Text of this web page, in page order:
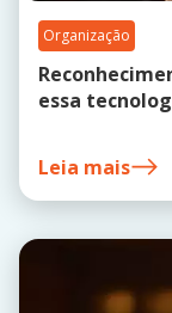
Organização
essa
Leia mais